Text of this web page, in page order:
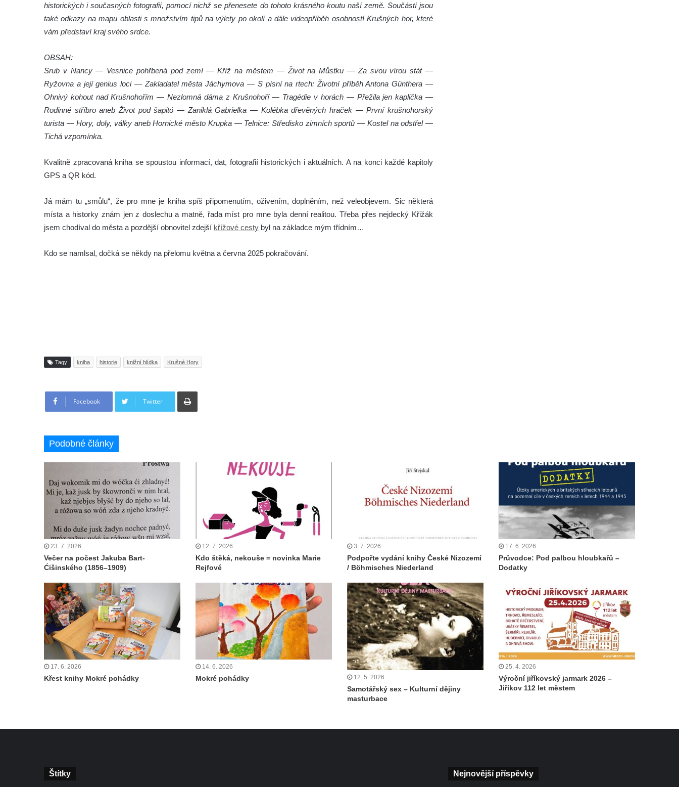
historických i současných fotografií, pomocí nichž se přenesete do tohoto krásného koutu naší země. Součástí jsou
také odkazy na mapu oblasti s množstvím tipů na výlety po okolí a dále videopříběh osobností Krušných hor, které
vám představí kraj svého srdce.
OBSAH:
Srub v Nancy — Vesnice pohřbená pod zemí — Kříž na městem — Život na Můstku — Za svou vírou stát —
Ryžovna a její genius loci — Zakladatel města Jáchymova — S písní na rtech: Životní příběh Antona Günthera —
Ohnivý kohout nad Krušnohořím — Nezlomná dáma z Krušnohoří — Tragédie v horách — Přežila jen kaplička —
Rodinné stříbro aneb Život pod šapitó — Zaniklá Gabrielka — Kolébka dřevěných hraček — První krušnohorský
turista — Hory, doly, války aneb Hornické město Krupka — Telnice: Středisko zimních sportů — Kostel na odstřel —
Tichá vzpomínka.
Kvalitně zpracovaná kniha se spoustou informací, dat, fotografií historických i aktuálních. A na konci každé kapitoly
GPS a QR kód.
Já mám tu „smůlu“, že pro mne je kniha spíš připomenutím, oživením, doplněním, než veleobjevem. Sic některá
místa a historky znám jen z doslechu a matně, řada míst pro mne byla denní realitou. Třeba přes nejdecký Křižák
jsem chodíval do města a pozdější obnovitel zdejší křížové cesty byl na základce mým třídním…
Kdo se namlsal, dočká se někdy na přelomu května a června 2025 pokračování.
Tagy kniha historie knižní hlídka Krušné Hory
Facebook Twitter
Tisknout
Podobné články
23. 7. 2026
Večer na počest Jakuba Bart-
Ćišinského (1856–1909)
12. 7. 2026
Kdo štěká, nekouše = novinka Marie
Rejfové
3. 7. 2026
Podpořte vydání knihy České Nizozemí
/ Böhmisches Niederland
17. 6. 2026
Průvodce: Pod palbou hloubkařů –
Dodatky
17. 6. 2026
Křest knihy Mokré pohádky
14. 6. 2026
Mokré pohádky 12. 5. 2026
Samotářský sex – Kulturní dějiny
masturbace
25. 4. 2026
Výroční jiříkovský jarmark 2026 –
Jiříkov 112 let městem
Štítky Nejnovější příspěvky